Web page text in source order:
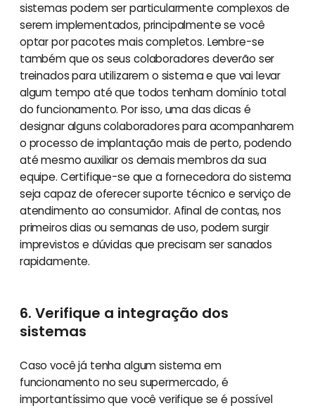
sistemas podem ser particularmente complexos de
serem implementados, principalmente se você
optar por pacotes mais completos. Lembre-se
também que os seus colaboradores deverão ser
treinados para utilizarem o sistema e que vai levar
algum tempo até que todos tenham domínio total
do funcionamento. Por isso, uma das dicas é
designar alguns colaboradores para acompanharem
o processo de implantação mais de perto, podendo
até mesmo auxiliar os demais membros da sua
equipe. Certifique-se que a fornecedora do sistema
seja capaz de oferecer suporte técnico e serviço de
atendimento ao consumidor. Afinal de contas, nos
primeiros dias ou semanas de uso, podem surgir
imprevistos e dúvidas que precisam ser sanados
rapidamente.
6. Verifique a integração dos
sistemas
Caso você já tenha algum sistema em
funcionamento no seu supermercado, é
importantíssimo que você verifique se é possível